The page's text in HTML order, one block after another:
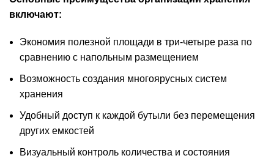
включают:
Экономия полезной площади в три-четыре раза по
сравнению с напольным размещением
Возможность создания многоярусных систем
хранения
Удобный доступ к каждой бутыли без перемещения
других емкостей
Визуальный контроль количества и состояния